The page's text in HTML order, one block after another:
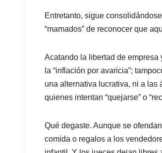
Entretanto, sigue
“mamados” de reconocer que
Acatando la libertad de
la “inflación por avaricia”;
una alternativa lucrativa, ni a las
quienes intentan “quejarse” o
Qué degaste. Aunque se
comida o regalos a los